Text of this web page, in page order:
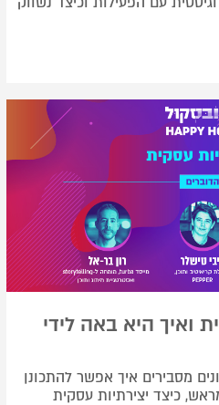
ואיך היא באה לידי
מסבירים איך אפשר להתכונן
כיצד יצירתיות עסקית